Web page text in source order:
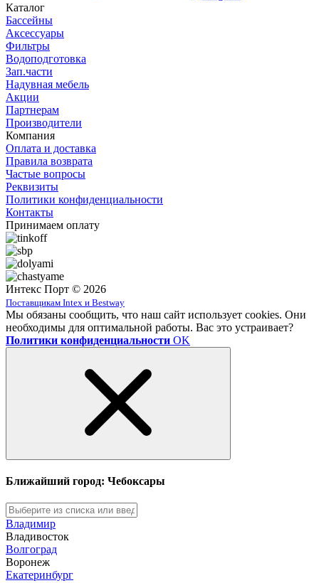
Каталог
Бассейны
Аксессуары
Фильтры
Водоподготовка
Зап.части
Надувная мебель
Акции
Партнерам
Производители
Компания
Оплата и доставка
Правила возврата
Частые вопросы
Реквизиты
Политики конфиденциальности
Контакты
Принимаем оплату
Интекс Порт © 2026
Поставщикам Intex и Bestway
Мы обязаны сообщить, что наш сайт использует cookies. Они
необходимы для оптимальной работы. Вас это устраивает?
Политики конфиденциальности OK
Ближайший город: Чебоксары
Владимир
Владивосток
Волгоград
Воронеж
Екатеринбург